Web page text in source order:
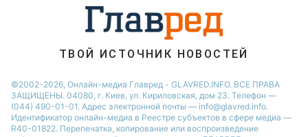
Новости Житомира
Новости Запорожья
ТВОЙ ИСТОЧНИК НОВОСТЕЙ
©2002-2026, Онлайн-медиа Главред - GLAVRED.INFO. ВСЕ ПРАВА
ЗАЩИЩЕНЫ. 04080, г. Киев, ул. Кириловская, дом 23. Телефон —
(044) 490-01-01. Адрес электронной почты — info@glavred.info.
Идентификатор онлайн-медиа в Реестре cубъектов в сфере медиа —
R40-01822. Перепечатка, копирование или воспроизведение